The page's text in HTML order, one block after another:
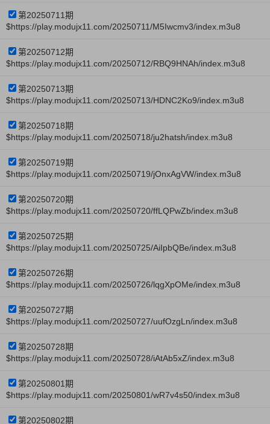
第20250711期
$https://play.modujx11.com/20250711/M5Iwcmv3/index.m3u8
第20250712期
$https://play.modujx11.com/20250712/RBQ9HNAh/index.m3u8
第20250713期
$https://play.modujx11.com/20250713/HDNC2Ko9/index.m3u8
第20250718期
$https://play.modujx11.com/20250718/ju2hatsh/index.m3u8
第20250719期
$https://play.modujx11.com/20250719/jOnxAgVW/index.m3u8
第20250720期
$https://play.modujx11.com/20250720/ffLQPwZb/index.m3u8
第20250725期
$https://play.modujx11.com/20250725/AiIpbQBe/index.m3u8
第20250726期
$https://play.modujx11.com/20250726/lqgXpOMe/index.m3u8
第20250727期
$https://play.modujx11.com/20250727/uufOzgLn/index.m3u8
第20250728期
$https://play.modujx11.com/20250728/iAtAb5xZ/index.m3u8
第20250801期
$https://play.modujx11.com/20250801/wR7v4s50/index.m3u8
第20250802期